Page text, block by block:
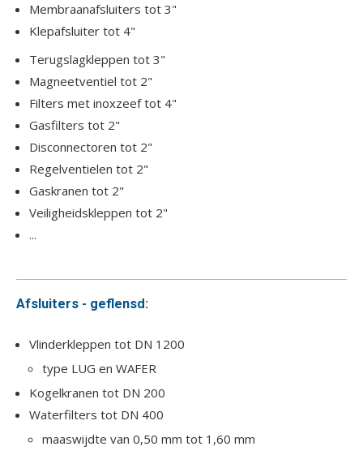
Membraanafsluiters tot 3"
Klepafsluiter tot 4"
Terugslagkleppen tot 3"
Magneetventiel tot 2"
Filters met inoxzeef tot 4"
Gasfilters tot 2"
Disconnectoren tot 2"
Regelventielen tot 2"
Gaskranen tot 2"
Veiligheidskleppen tot 2"
...
Afsluiters - geflensd:
Vlinderkleppen tot DN 1200
type LUG en WAFER
Kogelkranen tot DN 200
Waterfilters tot DN 400
maaswijdte van 0,50 mm tot 1,60 mm